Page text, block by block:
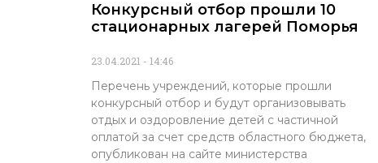
Конкурсный отбор прошли 10
стационарных лагерей Поморья
23.04.2021 14:46
Перечень учреждений, которые прошли
конкурсный отбор и будут организовывать
отдых и оздоровление детей с частичной
оплатой за счет средств областного бюджета,
опубликован на сайте министерства